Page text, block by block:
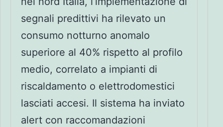
segnali predittivi ha rilevato un
consumo notturno anomalo
superiore al 40% rispetto al profilo
medio, correlato a impianti di
riscaldamento o elettrodomestici
lasciati accesi. Il sistema ha inviato
alert con raccomandazioni